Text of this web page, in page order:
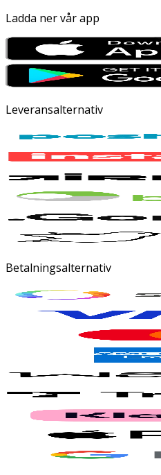
Ladda ner vår app
Leveransalternativ
Betalningsalternativ